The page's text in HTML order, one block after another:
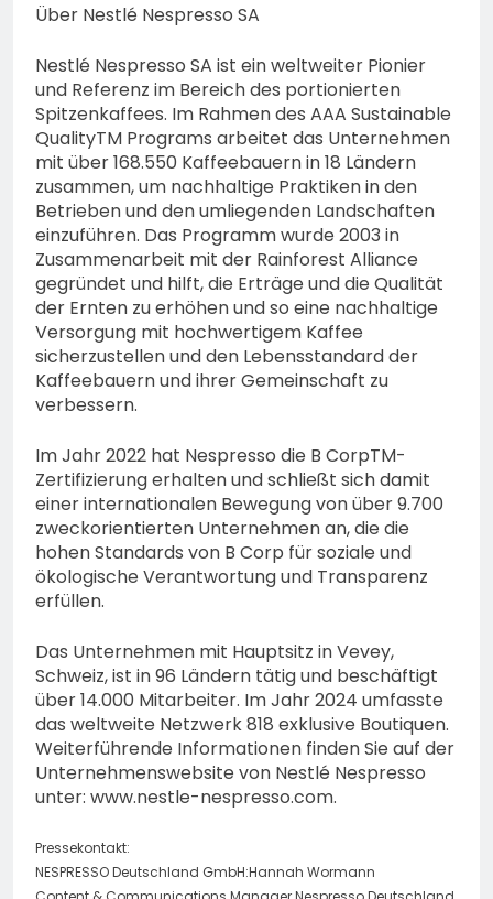
Über Nestlé Nespresso SA
Nestlé Nespresso SA ist ein weltweiter Pionier
und Referenz im Bereich des portionierten
Spitzenkaffees. Im Rahmen des AAA Sustainable
QualityTM Programs arbeitet das Unternehmen
mit über 168.550 Kaffeebauern in 18 Ländern
zusammen, um nachhaltige Praktiken in den
Betrieben und den umliegenden Landschaften
einzuführen. Das Programm wurde 2003 in
Zusammenarbeit mit der Rainforest Alliance
gegründet und hilft, die Erträge und die Qualität
der Ernten zu erhöhen und so eine nachhaltige
Versorgung mit hochwertigem Kaffee
sicherzustellen und den Lebensstandard der
Kaffeebauern und ihrer Gemeinschaft zu
verbessern.
Im Jahr 2022 hat Nespresso die B CorpTM-
Zertifizierung erhalten und schließt sich damit
einer internationalen Bewegung von über 9.700
zweckorientierten Unternehmen an, die die
hohen Standards von B Corp für soziale und
ökologische Verantwortung und Transparenz
erfüllen.
Das Unternehmen mit Hauptsitz in Vevey,
Schweiz, ist in 96 Ländern tätig und beschäftigt
über 14.000 Mitarbeiter. Im Jahr 2024 umfasste
das weltweite Netzwerk 818 exklusive Boutiquen.
Weiterführende Informationen finden Sie auf der
Unternehmenswebsite von Nestlé Nespresso
unter: www.nestle-nespresso.com.
Pressekontakt:
NESPRESSO Deutschland GmbH:Hannah Wormann